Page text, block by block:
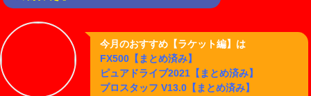
今月のおすすめ【ラケット編】は
FX500【まとめ済み】
ピュアドライブ2021【まとめ済み】
プロスタッフ V13.0【まとめ済み】